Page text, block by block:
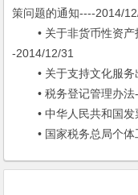
策问题的通知----2014/
• 关于非货币性资产
-2014/12/31
• 关于支持文化服务
• 税务登记管理办法
• 中华人民共和国发
• 国家税务总局个体